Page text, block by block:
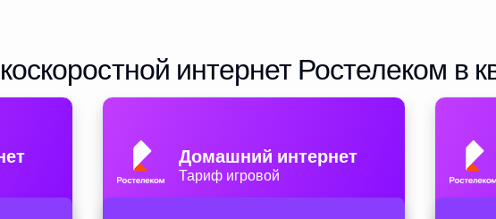
интернет Ростелеком в
Домашний интернет
Тариф игровой